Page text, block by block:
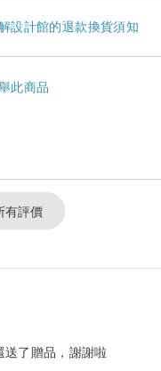
設計館的退款換貨須知
此商品
有評價
了贈品，謝謝啦